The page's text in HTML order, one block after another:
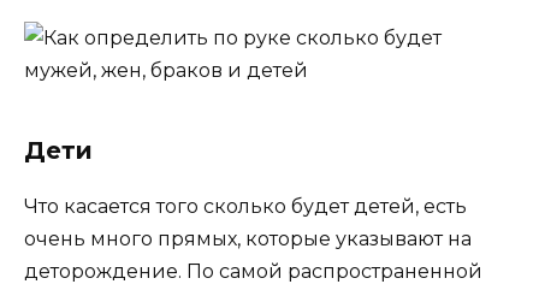
Дети
Что касается того сколько будет детей, есть
очень много прямых, которые указывают на
деторождение. По самой распространенной